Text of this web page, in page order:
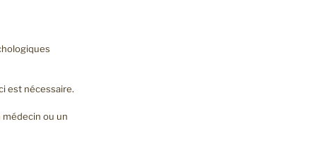
est nécessaire.
ou un